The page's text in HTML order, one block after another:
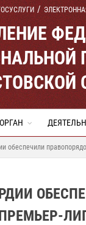
обеспечили